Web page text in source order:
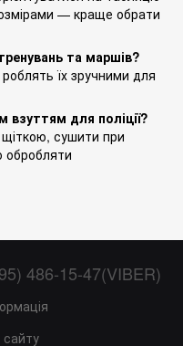
— краще обрати
та маршів?
їх зручними для
для поліції?
сушити при
обробляти
486-15-47(VIBER)
сайту